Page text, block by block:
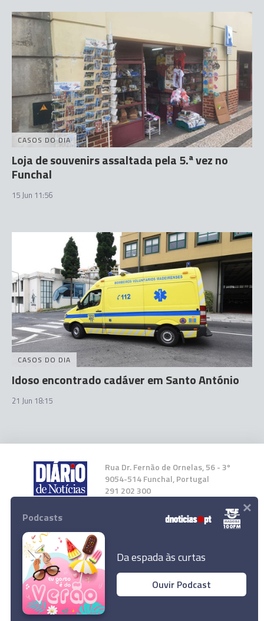
CASOS DO DIA
Loja de souvenirs assaltada pela 5.ª vez no
Funchal
15 Jun 11:56
CASOS DO DIA
Idoso encontrado cadáver em Santo António
21 Jun 18:15
Rua Dr. Fernão de Ornelas, 56 - 3º
9054-514 Funchal, Portugal
291 202 300
Instale a nossa App
© 2023 Empresa Diário de Notícias, Lda.
Todos os direitos reservados.
Podcasts
Da espada às curtas
Ouvir Podcast
×